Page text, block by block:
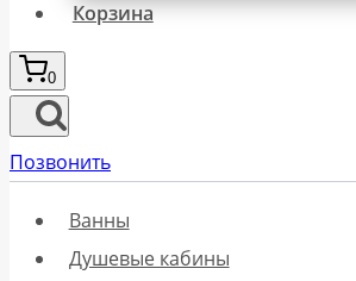
Корзина
0
Позвонить
Ванны
Душевые кабины